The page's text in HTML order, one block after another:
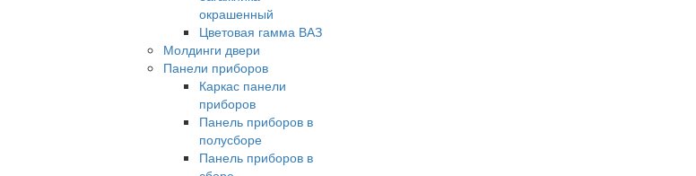
окрашенный
Цветовая гамма ВАЗ
Молдинги двери
Панели приборов
Каркас панели
приборов
Панель приборов в
полусборе
Панель приборов в